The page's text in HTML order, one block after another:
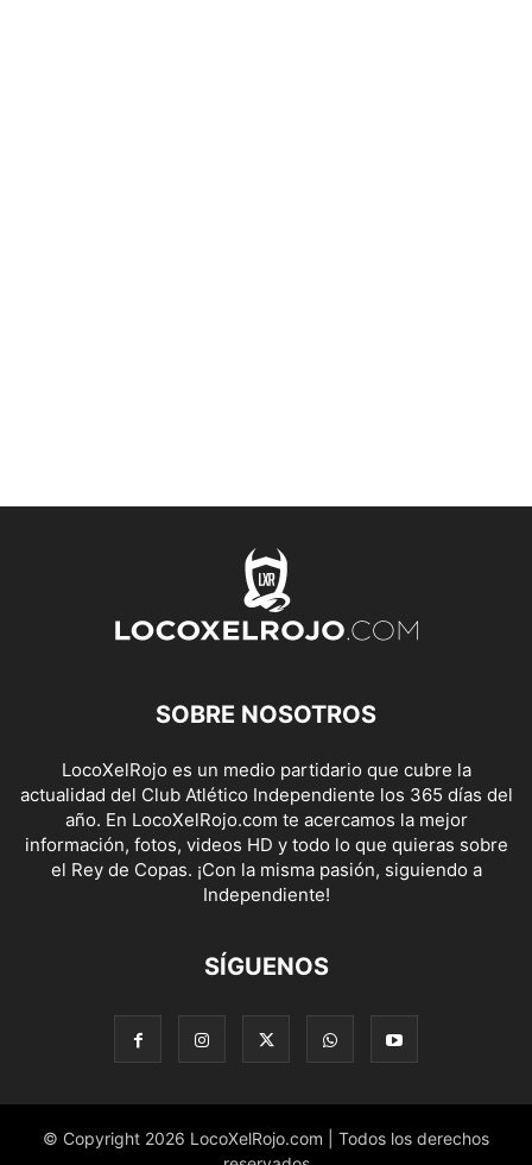
SOBRE NOSOTROS
LocoXelRojo es un medio partidario que cubre la
actualidad del Club Atlético Independiente los 365 días del
año. En LocoXelRojo.com te acercamos la mejor
información, fotos, videos HD y todo lo que quieras sobre
el Rey de Copas. ¡Con la misma pasión, siguiendo a
Independiente!
SÍGUENOS
© Copyright 2026 LocoXelRojo.com | Todos los derechos